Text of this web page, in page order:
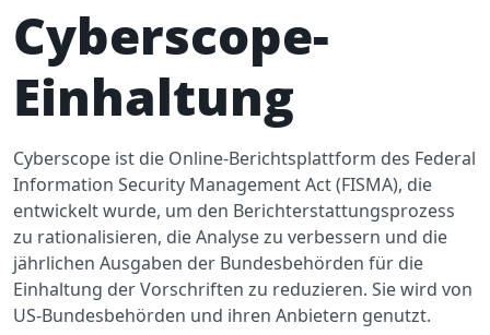
Cyberscope-
Einhaltung
Cyberscope ist die Online-Berichtsplattform des Federal
Information Security Management Act (FISMA), die
entwickelt wurde, um den Berichterstattungsprozess
zu rationalisieren, die Analyse zu verbessern und die
jährlichen Ausgaben der Bundesbehörden für die
Einhaltung der Vorschriften zu reduzieren. Sie wird von
US-Bundesbehörden und ihren Anbietern genutzt.